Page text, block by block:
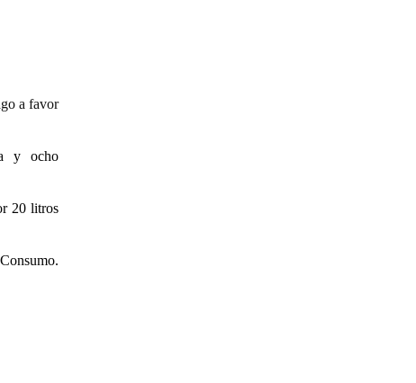
a favor
y ocho
20 litros